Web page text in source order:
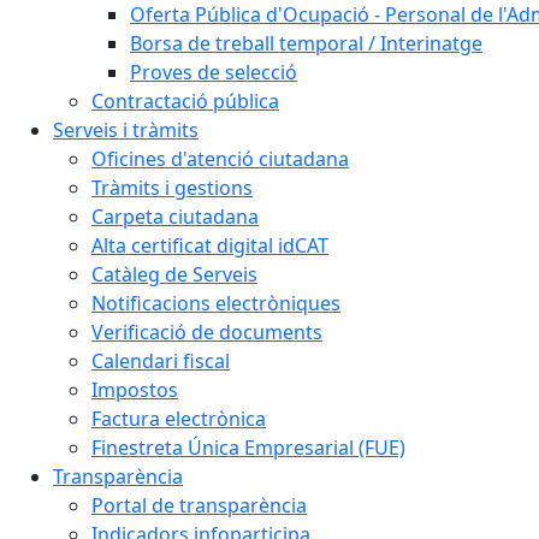
Oferta Pública d'Ocupació - Personal de
Borsa de treball temporal / Interinatge
Proves de selecció
Contractació pública
Serveis i tràmits
Oficines d'atenció ciutadana
Tràmits i gestions
Carpeta ciutadana
Alta certificat digital idCAT
Catàleg de Serveis
Notificacions electròniques
Verificació de documents
Calendari fiscal
Impostos
Factura electrònica
Finestreta Única Empresarial (FUE)
Transparència
Portal de transparència